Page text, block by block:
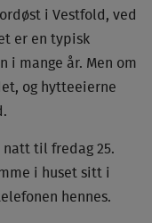
i Vestfold, ved
er en typisk
mange år. Men om
og hytteeierne
til fredag 25.
i huset sitt i
hennes.